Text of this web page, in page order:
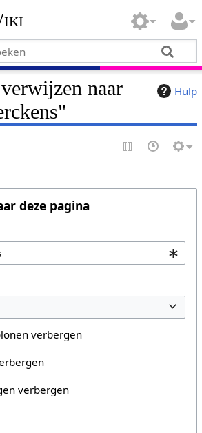
Hulp
naar
deze pagina
verbergen
verbergen